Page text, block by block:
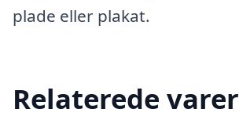
plade eller plakat.
Relaterede varer